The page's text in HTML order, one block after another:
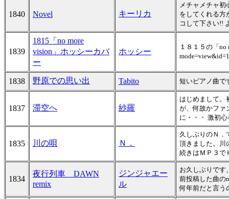
1840 Novel キーリカ
メチャメチャ
をしてくれる方
コして下さい!!
1839
1815「no more
vision」ホッシーカバ
ー
ホッシー
１８１５の「
1838 野原での思い出 Tabito 短いピアノ曲で
1837 滞空へ 紗羅
はじめまして。
が、何故かファ
に・・・ 激初
1835 川の唄 Ｎ．
久しぶりのＮ．
頂きました。川
続きはＭＰ３で
1834
夜行列車 DAWN
remix
ジンジャエー
ル
お久しぶりで
前投稿した曲の
何年前だと言う